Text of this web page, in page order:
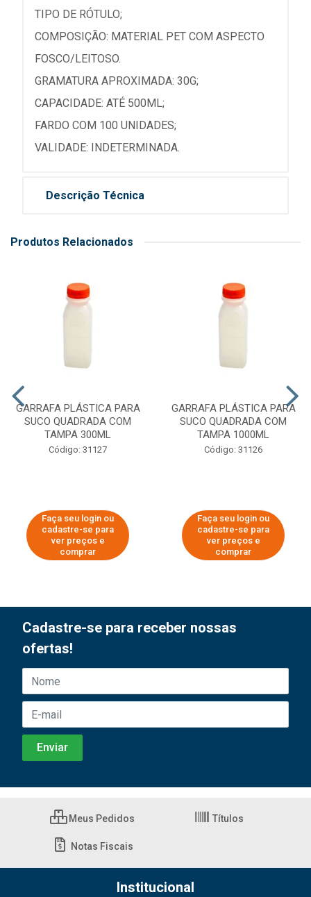
TIPO DE RÓTULO;
COMPOSIÇÃO: MATERIAL PET COM ASPECTO
FOSCO/LEITOSO.
GRAMATURA APROXIMADA: 30G;
CAPACIDADE: ATÉ 500ML;
FARDO COM 100 UNIDADES;
VALIDADE: INDETERMINADA.
Descrição Técnica
Produtos Relacionados
GARRAFA PLÁSTICA PARA
SUCO QUADRADA COM
TAMPA 300ML
Código: 31127
Faça seu login ou
cadastre-se para
ver preços e
comprar
GARRAFA PLÁSTICA PARA
SUCO QUADRADA COM
TAMPA 1000ML
Código: 31126
Faça seu login ou
cadastre-se para
ver preços e
comprar
Cadastre-se para receber nossas
ofertas!
Meus Pedidos Títulos
Notas Fiscais
Institucional